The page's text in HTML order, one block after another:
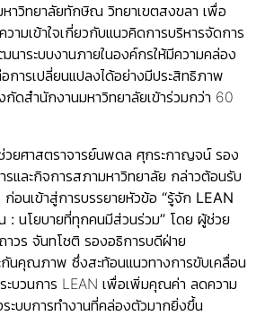
าวิทยาลัยทักษิณ วิทยาเขตสงขลา เพื่อ
วามเข้าใจเกี่ยวกับแนวคิดการบริหารจัดการ
าระบบงานภายในองค์กรให้มีความคล่อง
การเปลี่ยนแปลงได้อย่างมีประสิทธิภาพ
กัดสำนักงานมหาวิทยาลัยเข้าร่วมกว่า 60
วยศาสตราจารย์นพดล ศุกระกาญจน์ รอง
รและกิจการสภามหาวิทยาลัย กล่าวต้อนรับ
ก่อนเข้าสู่การบรรยายหัวข้อ “รู้จัก LEAN
: นโยบายที่ทุกคนมีส่วนร่วม” โดย ผู้ช่วย
าวร จันทโชติ รองอธิการบดีฝ่าย
กันคุณภาพ ซึ่งสะท้อนแนวทางการขับเคลื่อน
ะบวนการ LEAN เพื่อเพิ่มคุณค่า ลดความ
ะบบการทำงานที่คล่องตัวมากยิ่งขึ้น